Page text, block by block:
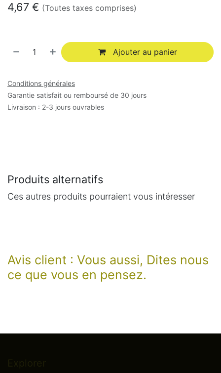
4,67 € (Toutes taxes comprises)
Ajouter au panier
Conditions générales
Garantie satisfait ou remboursé de 30 jours
Livraison : 2-3 jours ouvrables
Produits alternatifs
Ces autres produits pourraient vous intéresser
Avis client : Vous aussi, Dites nous
ce que vous en pensez.